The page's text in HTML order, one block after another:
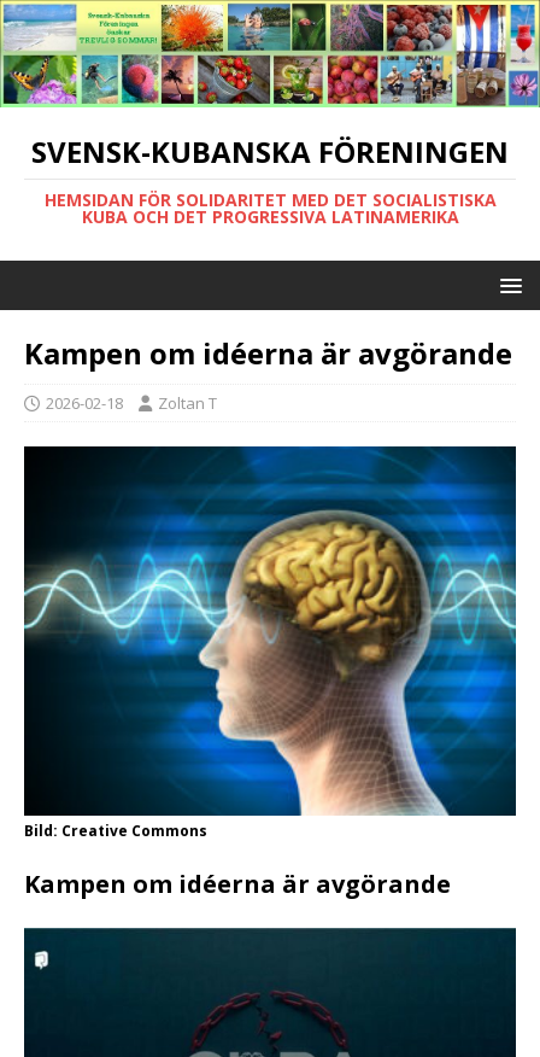
SVENSK-KUBANSKA FÖRENINGEN
HEMSIDAN FÖR SOLIDARITET MED DET SOCIALISTISKA
KUBA OCH DET PROGRESSIVA LATINAMERIKA
Kampen om idéerna är avgörande
2026-02-18 Zoltan T
Bild: Creative Commons
Kampen om idéerna är avgörande